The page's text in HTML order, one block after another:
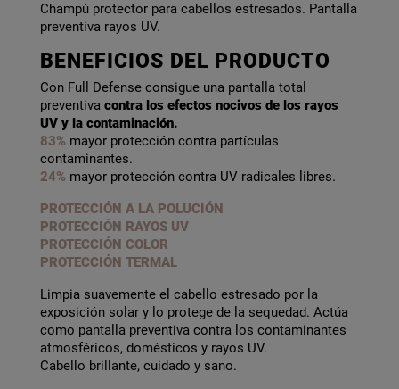
Champú protector para cabellos estresados. Pantalla
preventiva rayos UV.
BENEFICIOS DEL PRODUCTO
Con Full Defense consigue una pantalla total
preventiva contra los efectos nocivos de los rayos
UV y la contaminación.
83% mayor protección contra partículas
contaminantes.
24% mayor protección contra UV radicales libres.
PROTECCIÓN A LA POLUCIÓN
PROTECCIÓN RAYOS UV
PROTECCIÓN COLOR
PROTECCIÓN TERMAL
Limpia suavemente el cabello estresado por la
exposición solar y lo protege de la sequedad. Actúa
como pantalla preventiva contra los contaminantes
atmosféricos, domésticos y rayos UV.
Cabello brillante, cuidado y sano.